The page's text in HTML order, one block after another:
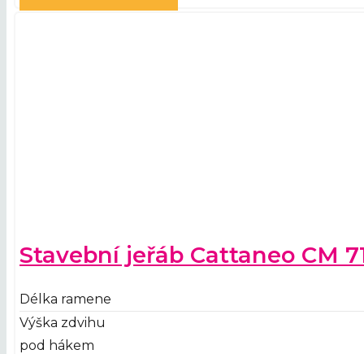
Stavební jeřáb Cattaneo CM
Délka ramene
Výška zdvihu
pod hákem